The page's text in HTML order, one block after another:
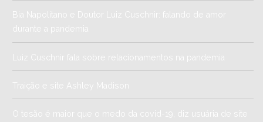
Bia Napolitano e Doutor Luiz Cuschnir: falando de amor
durante a pandemia
Luiz Cuschnir fala sobre relacionamentos na pandemia
Traição e site Ashley Madison
O tesão é maior que o medo da covid-19, diz usuária de site